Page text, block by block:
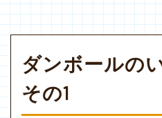
ダンボールの
その1